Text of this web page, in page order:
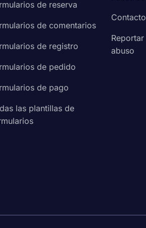
de reserva
de comentarios
de registro
de pedido
de pago
las plantillas de
Contacto
Reportar
abuso